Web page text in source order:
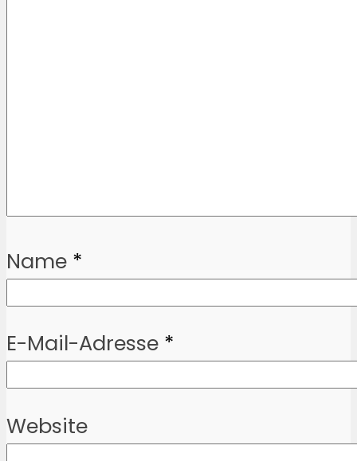
Name *
E-Mail-Adresse *
Website